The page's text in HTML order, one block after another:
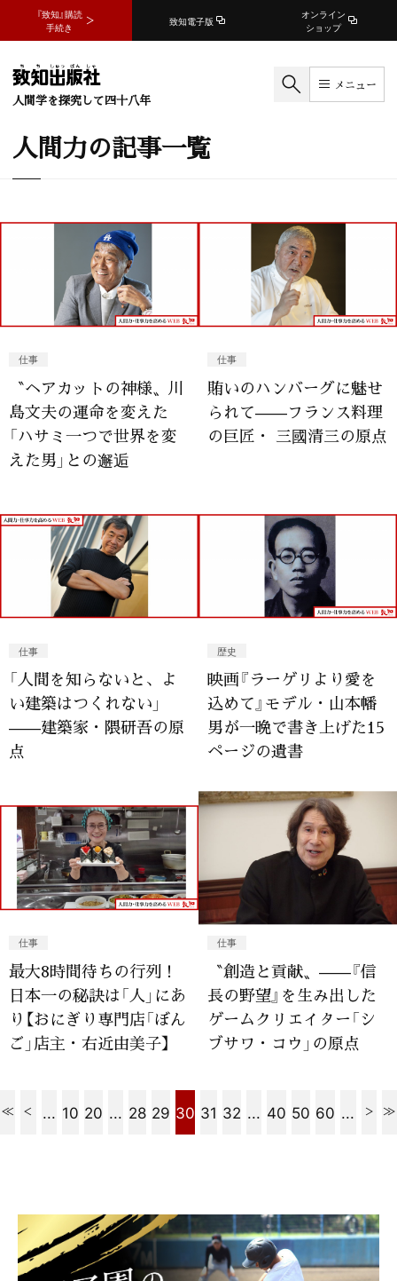
『致知』購読
手続き
致知電子版
オンライン
ショップ
人間学を探究して四十八年
メニュー
人間力の記事一覧
仕事
〝ヘアカットの神様〟川
島文夫の運命を変えた
「ハサミ一つで世界を変
えた男」との邂逅
仕事
賄いのハンバーグに魅せ
られて——フランス料理
の巨匠・ 三國清三の原点
仕事
「人間を知らないと、よ
い建築はつくれない」
——建築家・隈研吾の原
点
歴史
映画『ラーゲリより愛を
込めて』モデル・山本幡
男が一晩で書き上げた15
ページの遺書
仕事
最大8時間待ちの行列！
日本一の秘訣は「人」にあ
り【おにぎり専門店「ぼん
ご」店主・右近由美子】
仕事
〝創造と貢献〟——『信
長の野望』を生み出した
ゲームクリエイター「シ
ブサワ・コウ」の原点
... 10 20 ... 28 29 30 31 32 ... 40 50 60 ...